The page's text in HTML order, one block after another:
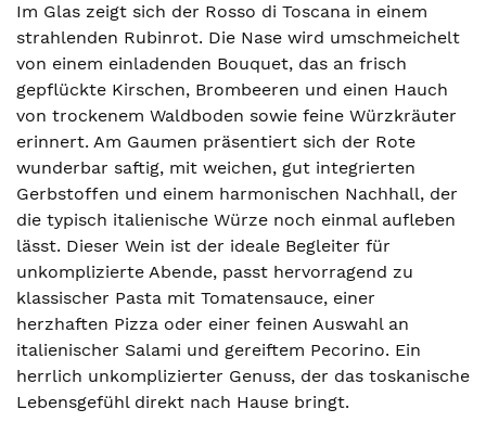
Im Glas zeigt sich der Rosso di Toscana in einem
strahlenden Rubinrot. Die Nase wird umschmeichelt
von einem einladenden Bouquet, das an frisch
gepflückte Kirschen, Brombeeren und einen Hauch
von trockenem Waldboden sowie feine Würzkräuter
erinnert. Am Gaumen präsentiert sich der Rote
wunderbar saftig, mit weichen, gut integrierten
Gerbstoffen und einem harmonischen Nachhall, der
die typisch italienische Würze noch einmal aufleben
lässt. Dieser Wein ist der ideale Begleiter für
unkomplizierte Abende, passt hervorragend zu
klassischer Pasta mit Tomatensauce, einer
herzhaften Pizza oder einer feinen Auswahl an
italienischer Salami und gereiftem Pecorino. Ein
herrlich unkomplizierter Genuss, der das toskanische
Lebensgefühl direkt nach Hause bringt.